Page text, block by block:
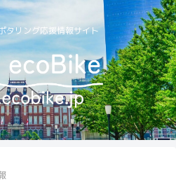
タリング応援情報サイト